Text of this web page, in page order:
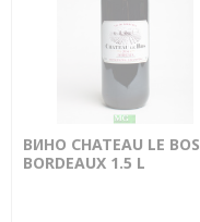
ВИНО CHATEAU LE BOS
BORDEAUX 1.5 L